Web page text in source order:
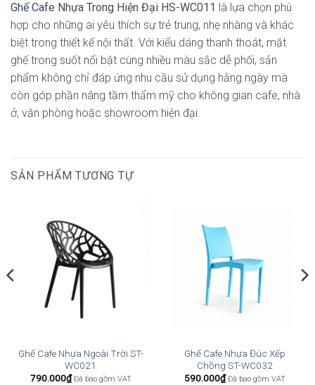
Ghế Cafe Nhựa Trong Hiện Đại HS-WC011 là lựa chọn phù
hợp cho những ai yêu thích sự trẻ trung, nhẹ nhàng và khác
biệt trong thiết kế nội thất. Với kiểu dáng thanh thoát, mặt
ghế trong suốt nổi bật cùng nhiều màu sắc dễ phối, sản
phẩm không chỉ đáp ứng nhu cầu sử dụng hằng ngày mà
còn góp phần nâng tầm thẩm mỹ cho không gian cafe, nhà
ở, văn phòng hoặc showroom hiện đại.
SẢN PHẨM TƯƠNG TỰ
Ghế Cafe Nhựa Ngoài Trời ST-
WC021
790.000₫ Đã bao gồm VAT
Ghế Cafe Nhựa Đúc Xếp
Chồng ST-WC032
590.000₫ Đã bao gồm VAT